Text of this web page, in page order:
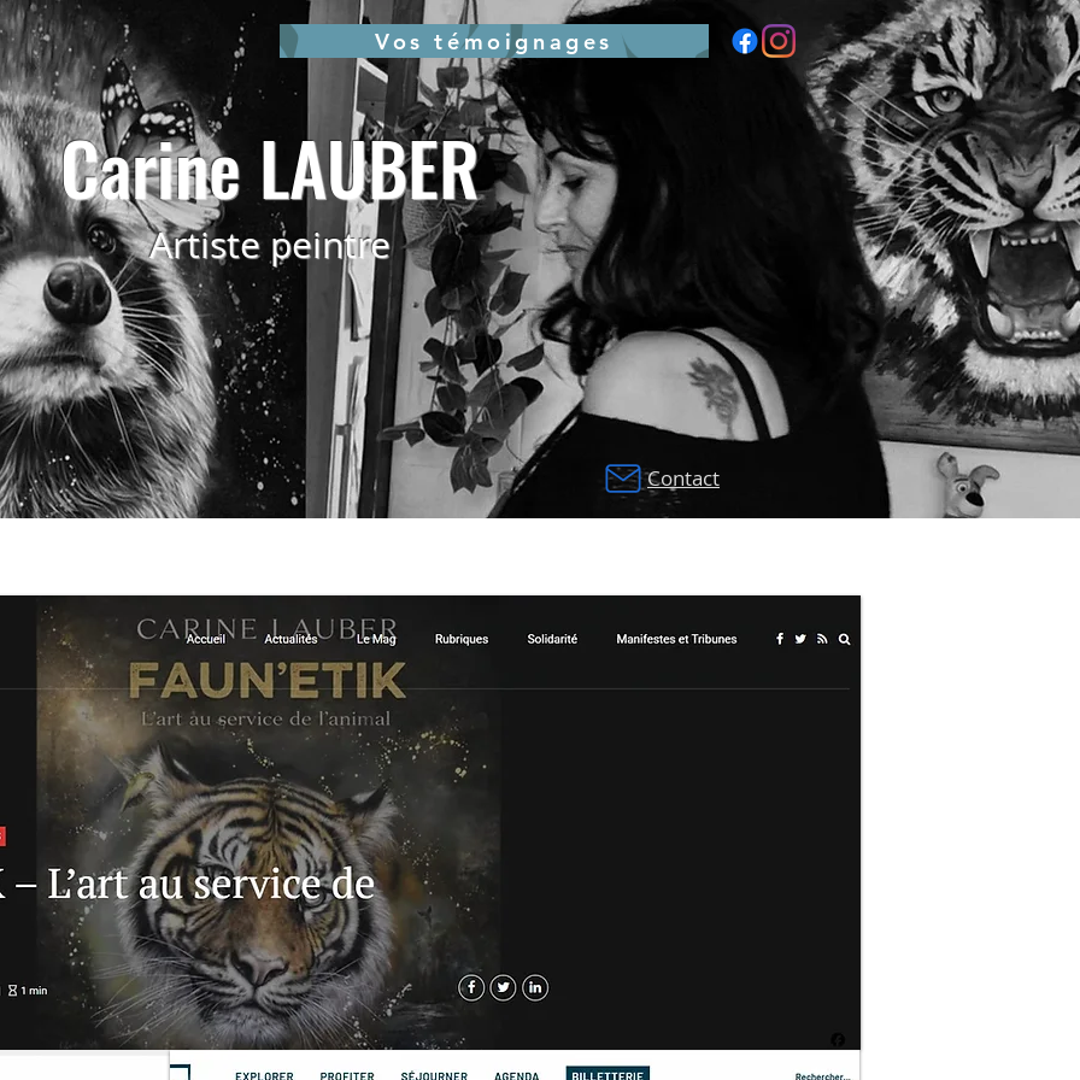
Carine LAUBER
Artiste peintre
Vos témoignages
Contact